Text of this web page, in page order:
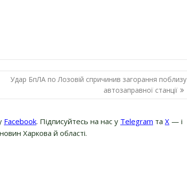
Удар БпЛА по Лозовій спричинив загорання поблизу
автозаправної станції
Facebook. Підписуйтесь на нас у Telegram та Х — і
Харкова й області.